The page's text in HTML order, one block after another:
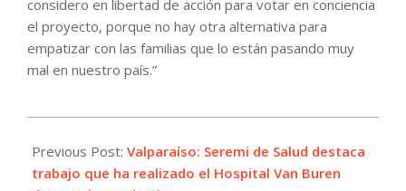
considero en libertad de acción para votar en conciencia
el proyecto, porque no hay otra alternativa para
empatizar con las familias que lo están pasando muy
mal en nuestro país.”
04-
22
Previous Post: Valparaíso: Seremi de Salud destaca
trabajo que ha realizado el Hospital Van Buren